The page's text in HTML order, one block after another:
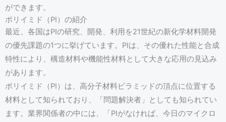
ができます。
ポリイミド（PI）の紹介
最近、各国はPIの研究、開発、利用を21世紀の新化学材料開発
の優先課題の1つに挙げています。PIは、その優れた性能と合成
特性により、構造材料や機能性材料として大きな応用の見込み
があります。
ポリイミド（PI）は、高分子材料ピラミッドの頂点に位置する
材料として知られており、「問題解決者」としても知られてい
ます。業界関係者の中には、「PIがなければ、今日のマイクロ